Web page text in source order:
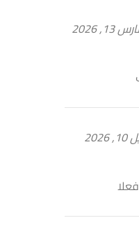
13, 2026
2026